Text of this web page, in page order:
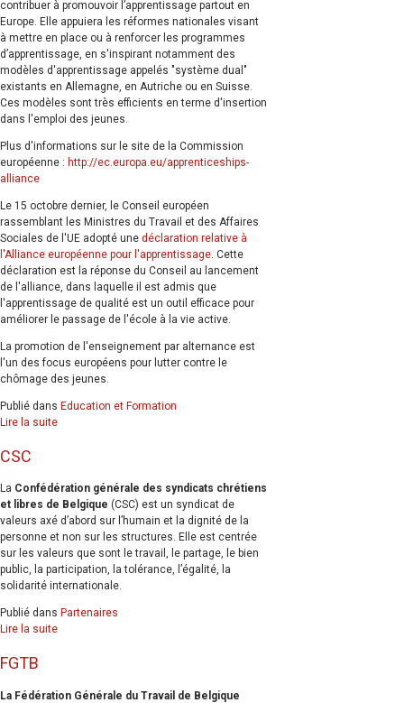
contribuer à promouvoir l’apprentissage partout en
Europe. Elle appuiera les réformes nationales visant
à mettre en place ou à renforcer les programmes
d’apprentissage, en s'inspirant notamment des
modèles d'apprentissage appelés "système dual"
existants en Allemagne, en Autriche ou en Suisse.
Ces modèles sont très efficients en terme d'insertion
dans l'emploi des jeunes.
Plus d'informations sur le site de la Commission
européenne : http://ec.europa.eu/apprenticeships-
alliance
Le 15 octobre dernier, le Conseil européen
rassemblant les Ministres du Travail et des Affaires
Sociales de l'UE adopté une déclaration relative à
l'Alliance européenne pour l'apprentissage. Cette
déclaration est la réponse du Conseil au lancement
de l'alliance, dans laquelle il est admis que
l'apprentissage de qualité est un outil efficace pour
améliorer le passage de l'école à la vie active.
La promotion de l'enseignement par alternance est
l'un des focus européens pour lutter contre le
chômage des jeunes.
Publié dans Education et Formation
Lire la suite
CSC
La Confédération générale des syndicats chrétiens
et libres de Belgique (CSC) est un syndicat de
valeurs axé d’abord sur l’humain et la dignité de la
personne et non sur les structures. Elle est centrée
sur les valeurs que sont le travail, le partage, le bien
public, la participation, la tolérance, l’égalité, la
solidarité internationale.
Publié dans Partenaires
Lire la suite
FGTB
La Fédération Générale du Travail de Belgique